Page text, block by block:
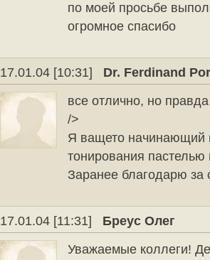
по моей просьбе
огромное спасибо
17.01.04 [10:31]
Dr. Ferdinand
все отлично, но
/>
Я ващето начинающий
тонирования пастелью
Заранее благодарю за
17.01.04 [11:31]
Бреус Олег
Уважаемые коллеги!